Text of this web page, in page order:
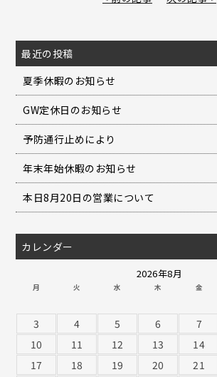
最近の投稿
夏季休暇のお知らせ
GW定休日のお知らせ
予防通行止めにより
年末年始休暇のお知らせ
本日8月20日の営業について
カレンダー
2026年8月
月 火 水 木 金
3
4 5 6 7
10
11 12 13 14
17
18 19 20 21